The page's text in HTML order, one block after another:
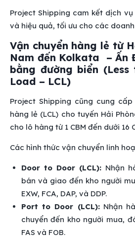
Project Shipping cam kết dịch
và hiệu quả, tối ưu cho các
Vận chuyển hàng lẻ từ
Nam đến Kolkata – Ấn
bằng đường biển (Less
Load – LCL)
Project Shipping cũng cung
hàng lẻ (LCL) cho tuyến Hải
cho lô hàng từ 1 CBM đến dưới 16
Các hình thức vận chuyển linh
Door to Door (LCL): Nhận
bán và giao đến kho người
EXW, FCA, DAP, và DDP.
Port to Door (LCL):Nhận
chuyển đến kho người mua,
FAS và FOB.